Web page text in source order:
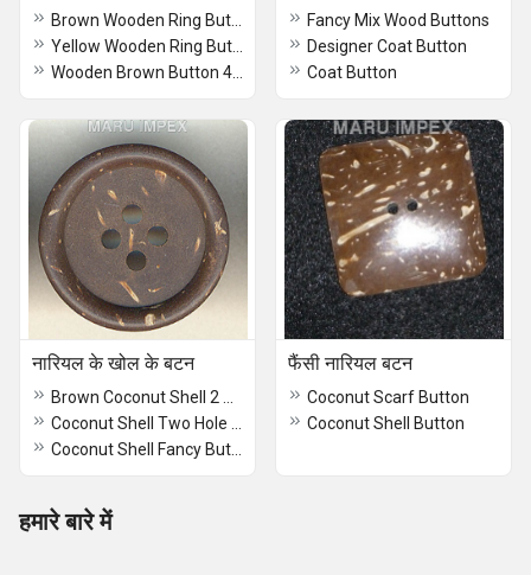
Fancy Mix Wood Buttons
Designer Coat Button
Coat Button
नारियल के खोल के बटन फैंसी नारियल बटन
Coconut Scarf Button
Coconut Shell Button
हमारे बारे में